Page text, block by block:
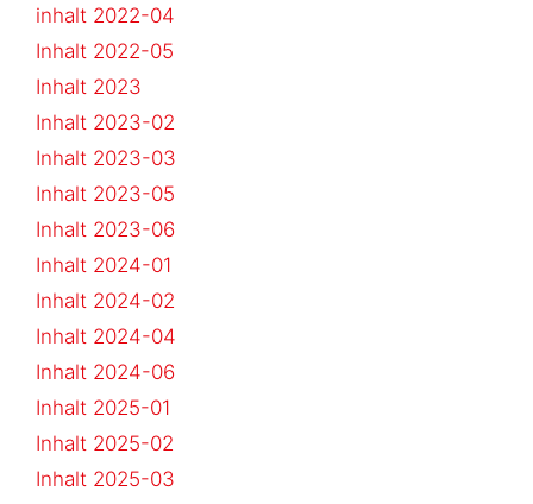
inhalt 2022-04
Inhalt 2022-05
Inhalt 2023
Inhalt 2023-02
Inhalt 2023-03
Inhalt 2023-05
Inhalt 2023-06
Inhalt 2024-01
Inhalt 2024-02
Inhalt 2024-04
Inhalt 2024-06
Inhalt 2025-01
Inhalt 2025-02
Inhalt 2025-03